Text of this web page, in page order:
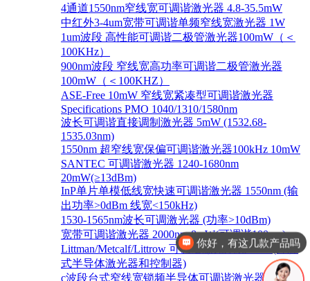
4通道1550nm窄线宽可调谐激光器 4.8-35.5mW
中红外3-4um宽带可调谐单频窄线宽激光器 1W
1um波段 高性能可调谐二极管激光器100mW（＜
100KHz）
900nm波段 窄线宽高功率可调谐二极管激光器
100mW（＜100KHZ）
ASE-Free 10mW 窄线宽紧凑型可调谐激光器
Specifications PMO 1040/1310/1580nm
波长可调谐直接调制激光器 5mW (1532.68-
1535.03nm)
1550nm 超窄线宽保偏可调谐激光器100kHz 10mW
SANTEC 可调谐激光器 1240-1680nm
20mW(≥13dBm)
InP单片单模低线宽快速可调谐激光器 1550nm (输
出功率>0dBm 线宽<150kHz)
1530-1565nm波长可调激光器 (功率>10dBm)
宽带可调谐激光器 2000nm 8mW(可调谐100nm)
Littman/Metcalf/Littrow 可调谐激光系统 Lion (外腔
式半导体激光器和控制器)
c波段台式窄线宽锁频半导体可调谐激光器 1528-
你好，有这几款产品吗